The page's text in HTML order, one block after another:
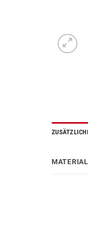
MATERIAL